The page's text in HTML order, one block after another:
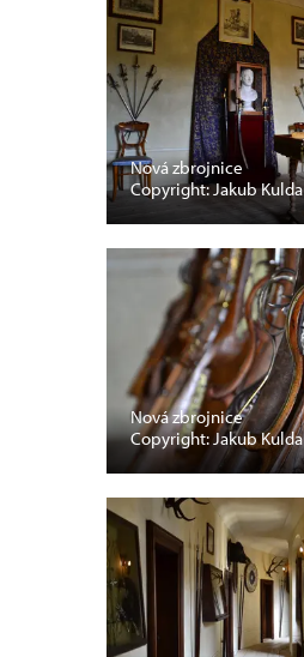
Nová zbrojnice
Copyright: Jakub Kulda
Nová zbrojnice
Copyright: Jakub Kulda